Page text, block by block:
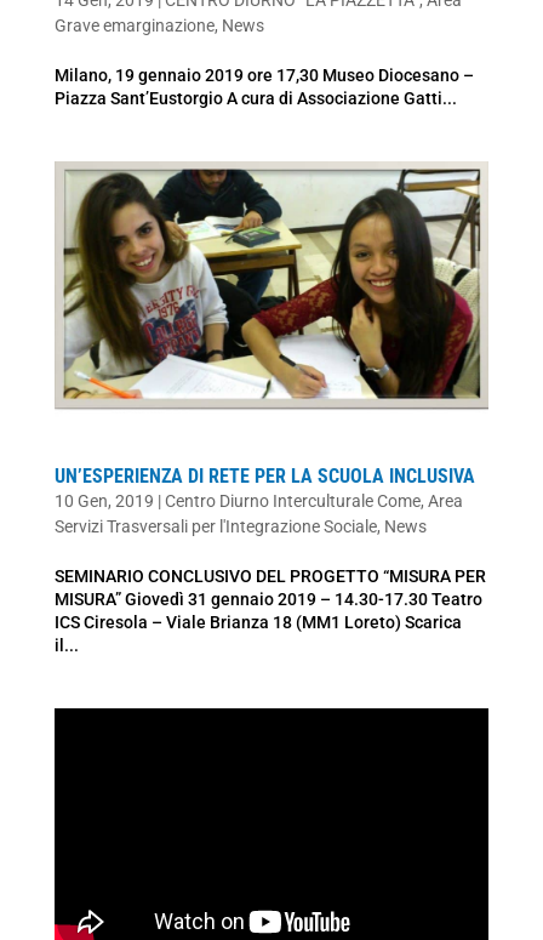
Grave emarginazione, News
Milano, 19 gennaio 2019 ore 17,30 Museo Diocesano –
Piazza Sant’Eustorgio A cura di Associazione Gatti...
UN’ESPERIENZA DI RETE PER LA SCUOLA INCLUSIVA
10 Gen, 2019 |Centro Diurno Interculturale Come, Area
Servizi Trasversali per l'Integrazione Sociale, News
SEMINARIO CONCLUSIVO DEL PROGETTO “MISURA PER
MISURA” Giovedì 31 gennaio 2019 – 14.30-17.30 Teatro
ICS Ciresola – Viale Brianza 18 (MM1 Loreto) Scarica
il...